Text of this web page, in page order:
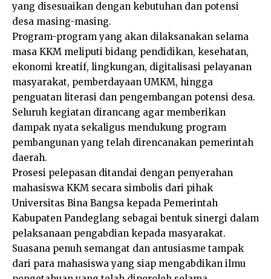
yang disesuaikan dengan kebutuhan dan potensi
desa masing-masing.
Program-program yang akan dilaksanakan selama
masa KKM meliputi bidang pendidikan, kesehatan,
ekonomi kreatif, lingkungan, digitalisasi pelayanan
masyarakat, pemberdayaan UMKM, hingga
penguatan literasi dan pengembangan potensi desa.
Seluruh kegiatan dirancang agar memberikan
dampak nyata sekaligus mendukung program
pembangunan yang telah direncanakan pemerintah
daerah.
Prosesi pelepasan ditandai dengan penyerahan
mahasiswa KKM secara simbolis dari pihak
Universitas Bina Bangsa kepada Pemerintah
Kabupaten Pandeglang sebagai bentuk sinergi dalam
pelaksanaan pengabdian kepada masyarakat.
Suasana penuh semangat dan antusiasme tampak
dari para mahasiswa yang siap mengabdikan ilmu